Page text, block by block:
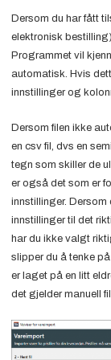
Dersom du har fått
elektronisk
Programmet vil
automatisk. Hvis
innstillinger og
Dersom filen ikke
en csv fil, dvs en
tegn som skiller de
er også det som er
innstillinger. Dersom
innstillinger til det
har du ikke valgt
slipper du å tenke
er laget på en litt
det gjelder manuell